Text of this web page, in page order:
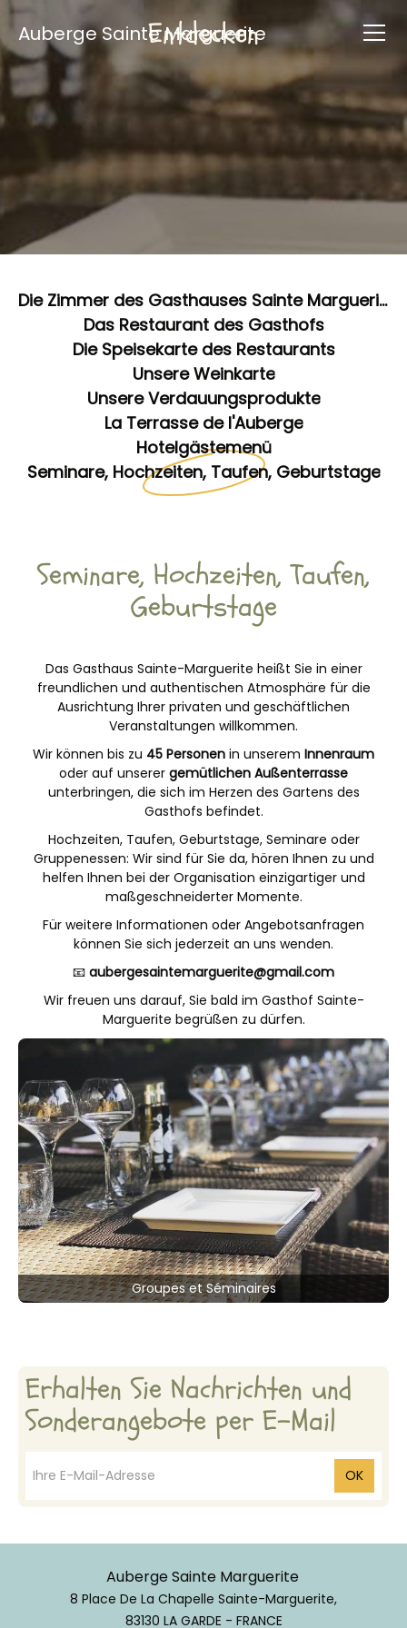
Auberge Sainte Marguerite
Entdecken
Die Zimmer des Gasthauses Sainte Marguerite
Das Restaurant des Gasthofs
Die Speisekarte des Restaurants
Unsere Weinkarte
Unsere Verdauungsprodukte
La Terrasse de l'Auberge
Hotelgästemenü
Seminare, Hochzeiten, Taufen, Geburtstage
Seminare, Hochzeiten, Taufen,
Geburtstage
Das Gasthaus Sainte-Marguerite heißt Sie in einer
freundlichen und authentischen Atmosphäre für die
Ausrichtung Ihrer privaten und geschäftlichen
Veranstaltungen willkommen.
Wir können bis zu 45 Personen in unserem Innenraum
oder auf unserer gemütlichen Außenterrasse
unterbringen, die sich im Herzen des Gartens des
Gasthofs befindet.
Hochzeiten, Taufen, Geburtstage, Seminare oder
Gruppenessen: Wir sind für Sie da, hören Ihnen zu und
helfen Ihnen bei der Organisation einzigartiger und
maßgeschneiderter Momente.
Für weitere Informationen oder Angebotsanfragen
können Sie sich jederzeit an uns wenden.
📧 aubergesaintemarguerite@gmail.com
Wir freuen uns darauf, Sie bald im Gasthof Sainte-
Marguerite begrüßen zu dürfen.
Groupes et Séminaires
Erhalten Sie Nachrichten und
Sonderangebote per E-Mail
OK
Auberge Sainte Marguerite
8 Place De La Chapelle Sainte-Marguerite,
83130 LA GARDE - FRANCE